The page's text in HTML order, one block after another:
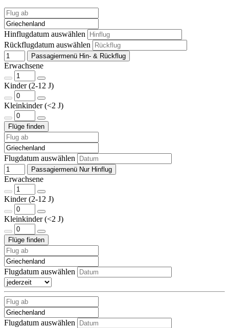
Hinflugdatum auswählen
Rückflugdatum auswählen
Passagiermenü Hin- & Rückflug
Erwachsene
Kinder (2-12 J)
Kleinkinder (<2 J)
Flugdatum auswählen
Passagiermenü Nur Hinflug
Erwachsene
Kinder (2-12 J)
Kleinkinder (<2 J)
Flugdatum auswählen
Flugdatum auswählen